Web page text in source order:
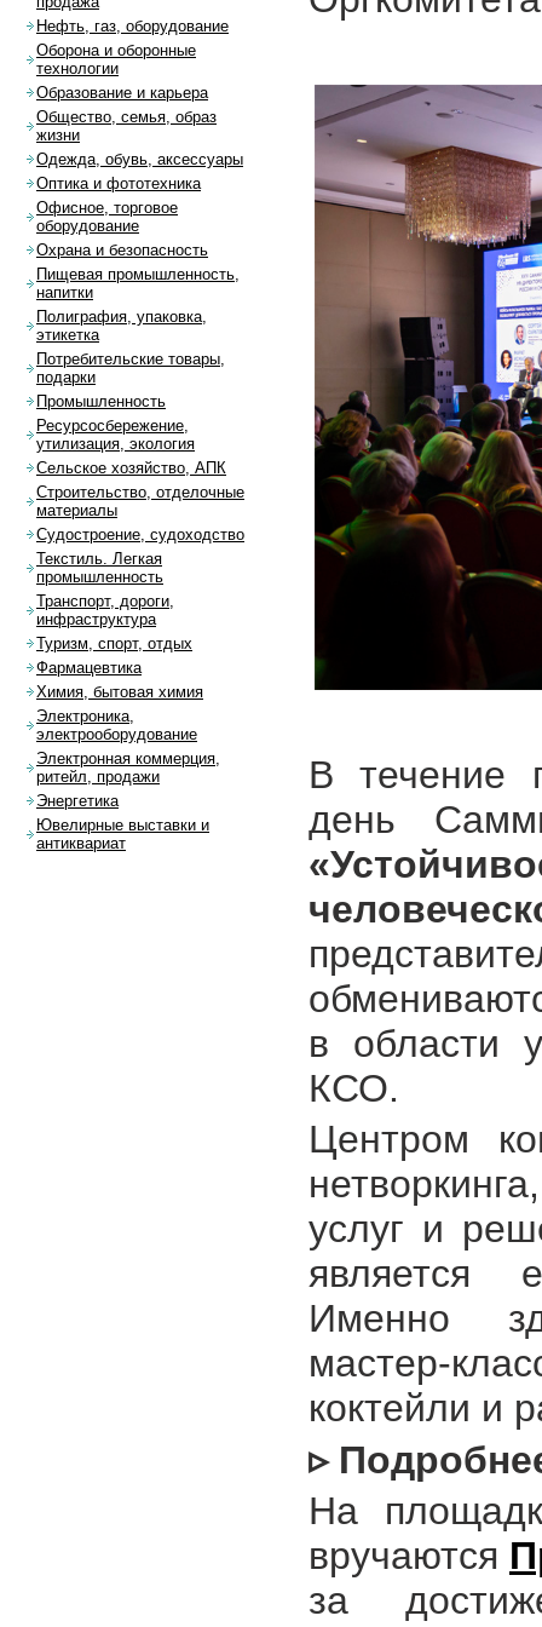
В течение
день
в области
КСО.
Центром
услуг и
является
Именно
мастер-
коктейли и
▹
На
вручаются
за
Нефть, газ, оборудование
Оборона и оборонные
технологии
Образование и карьера
Общество, семья, образ
жизни
Одежда, обувь, аксессуары
Оптика и фототехника
Офисное, торговое
оборудование
Охрана и безопасность
Пищевая промышленность,
напитки
Полиграфия, упаковка,
этикетка
Потребительские товары,
подарки
Промышленность
Ресурсосбережение,
утилизация, экология
Сельское хозяйство, АПК
Строительство, отделочные
материалы
Судостроение, судоходство
Текстиль. Легкая
промышленность
Транспорт, дороги,
инфраструктура
Туризм, спорт, отдых
Фармацевтика
Химия, бытовая химия
Электроника,
электрооборудование
Электронная коммерция,
ритейл, продажи
Энергетика
Ювелирные выставки и
антиквариат